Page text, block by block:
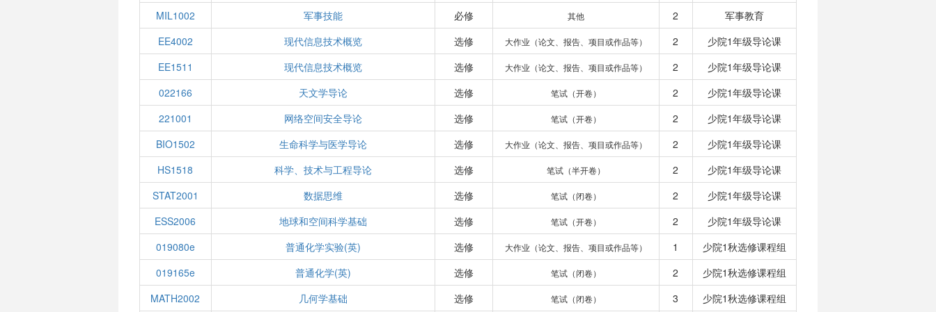
MIL1002
军事技能 必修 其他 2
军事教育
EE4002
现代信息技术概览 选修 大作业（论文、报告、项目或作品等） 2
少院1年级导论课
EE1511
现代信息技术概览 选修 大作业（论文、报告、项目或作品等） 2
少院1年级导论课
022166
天文学导论 选修 笔试（开卷） 2
少院1年级导论课
221001
网络空间安全导论 选修 笔试（开卷） 2
少院1年级导论课
BIO1502
生命科学与医学导论 选修 大作业（论文、报告、项目或作品等） 2
少院1年级导论课
HS1518
科学、技术与工程导论 选修 笔试（半开卷） 2
少院1年级导论课
STAT2001
数据思维 选修 笔试（闭卷） 2
少院1年级导论课
ESS2006
地球和空间科学基础 选修 笔试（开卷） 2
少院1年级导论课
019080e
普通化学实验(英) 选修 大作业（论文、报告、项目或作品等） 1
少院1秋选修课程组
019165e
普通化学(英) 选修 笔试（闭卷） 2
少院1秋选修课程组
MATH2002
几何学基础 选修 笔试（闭卷） 3
少院1秋选修课程组